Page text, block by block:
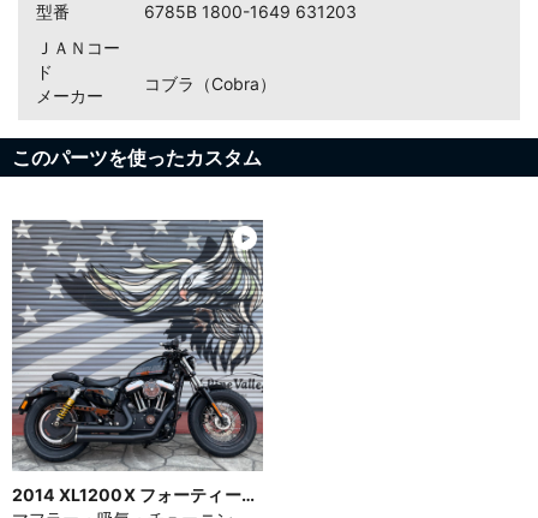
型番
6785B 1800-1649 631203
ＪＡＮコー
ド
メーカー
コブラ（Cobra）
このパーツを使ったカスタム
2014 XL1200X フォーティーエ